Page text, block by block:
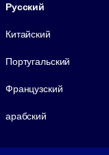
Русский
Китайский
Португальский
Французский
арабский